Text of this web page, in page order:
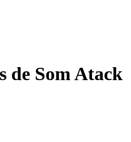
de Som Atack